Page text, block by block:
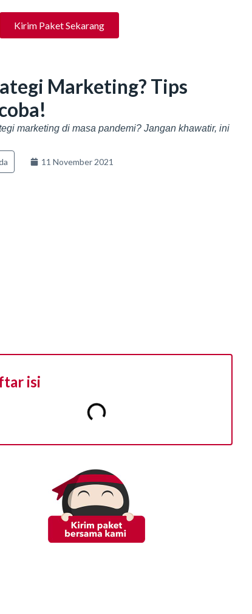
Kirim Paket Sekarang
Marketing? Tips
marketing di masa pandemi? Jangan khawatir, ini
11 November 2021
isi